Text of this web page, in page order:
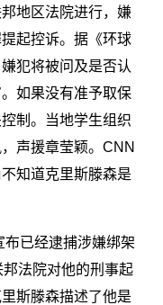
地区法院进行，嫌
起控诉。据《环球
犯将被问及是否认
如果没有准予取保
制。当地学生组织
声援章莹颖。CNN
知道克里斯滕森是
布已经逮捕涉嫌绑架
法院对他的刑事起
斯滕森描述了他是